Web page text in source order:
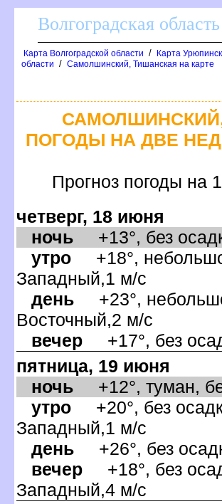
олгоградская область
Карта Волгоградской области /
Карта
области / Самолшинский, Тишанская на карте
ПОГОДЫ НА ДВЕ
Прогноз погоды
четверг, 18 июня
ночь +13°, без
утро +18°,
Западный,1 м/с
день +23°,
осточный,2 м/с
ечер +17°, без
пятница, 19 июня
ночь +12°, туман,
утро +20°, без
Западный,1 м/с
день +26°, без
ечер +18°, без
Западный,4 м/с